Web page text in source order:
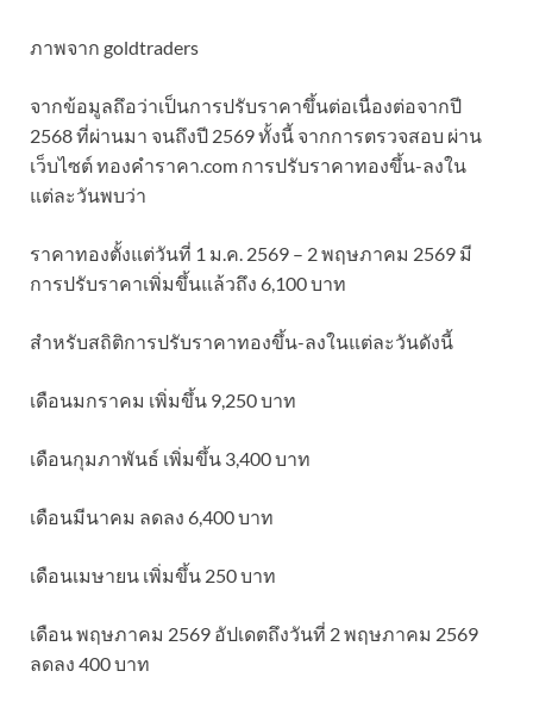
ภาพจาก goldtraders
จากข้อมูลถึอว่าเป็นการปรับราคาขึ้นต่อเนื่องต่อจากปี
2568 ที่ผ่านมา จนถึงปี 2569 ทั้งนี้ จากการตรวจสอบ ผ่าน
เว็บไซต์ ทองคำราคา.com การปรับราคาทองขึ้น-ลงใน
แต่ละวันพบว่า
ราคาทองตั้งแต่วันที่ 1 ม.ค. 2569 – 2 พฤษภาคม 2569 มี
การปรับราคาเพิ่มขึ้นแล้วถึง 6,100 บาท
สำหรับสถิติการปรับราคาทองขึ้น-ลงในแต่ละวันดังนี้
เดือนมกราคม เพิ่มขึ้น 9,250 บาท
เดือนกุมภาพันธ์ เพิ่มขึ้น 3,400 บาท
เดือนมีนาคม ลดลง 6,400 บาท
เดือนเมษายน เพิ่มขึ้น 250 บาท
เดือน พฤษภาคม 2569 อัปเดตถึงวันที่ 2 พฤษภาคม 2569
ลดลง 400 บาท